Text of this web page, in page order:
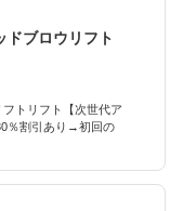
ドブロウリフト
フトリフト【次世代ア
％割引あり→初回の